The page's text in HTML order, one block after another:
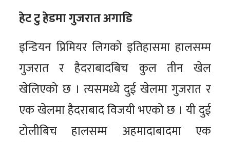
हेट टु हेडमा गुजरात अगाडि
इन्डियन प्रिमियर लिगको इतिहासमा हालसम्म
गुजरात र हैदराबादबिच कुल तीन खेल
खेलिएको छ । त्यसमध्ये दुई खेलमा गुजरात र
एक खेलमा हैदराबाद विजयी भएको छ । यी दुई
टोलीबिच हालसम्म अहमादाबादमा एक